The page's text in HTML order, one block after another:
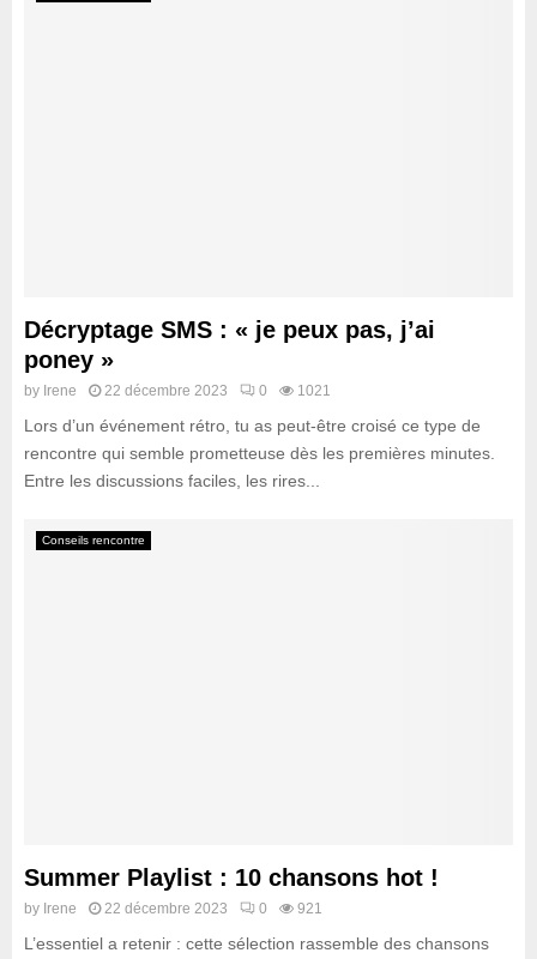
Décryptage SMS : « je peux pas, j’ai
poney »
by Irene 22 décembre 2023 0 1021
Lors d’un événement rétro, tu as peut-être croisé ce type de
rencontre qui semble prometteuse dès les premières minutes.
Entre les discussions faciles, les rires...
Conseils rencontre
Summer Playlist : 10 chansons hot !
by Irene 22 décembre 2023 0 921
L’essentiel a retenir : cette sélection rassemble des chansons